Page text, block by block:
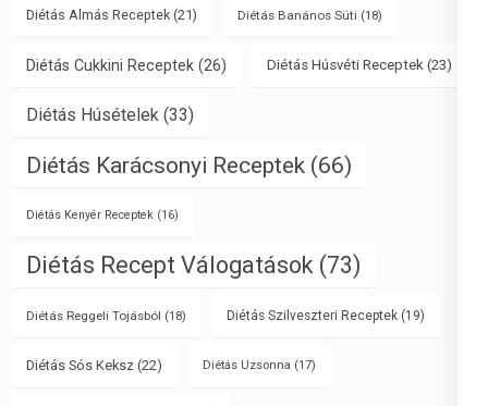
Diétás Almás Receptek (21) Diétás Banános Süti (18)
Diétás Cukkini Receptek (26) Diétás Húsvéti Receptek (23)
Diétás Húsételek (33)
Diétás Karácsonyi Receptek (66)
Diétás Kenyér Receptek (16)
Diétás Recept Válogatások (73)
Diétás Reggeli Tojásból (18) Diétás Szilveszteri Receptek (19)
Diétás Sós Keksz (22) Diétás Uzsonna (17)